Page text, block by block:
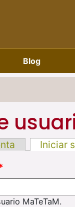
Blog
Iniciar
MaTeTaM.